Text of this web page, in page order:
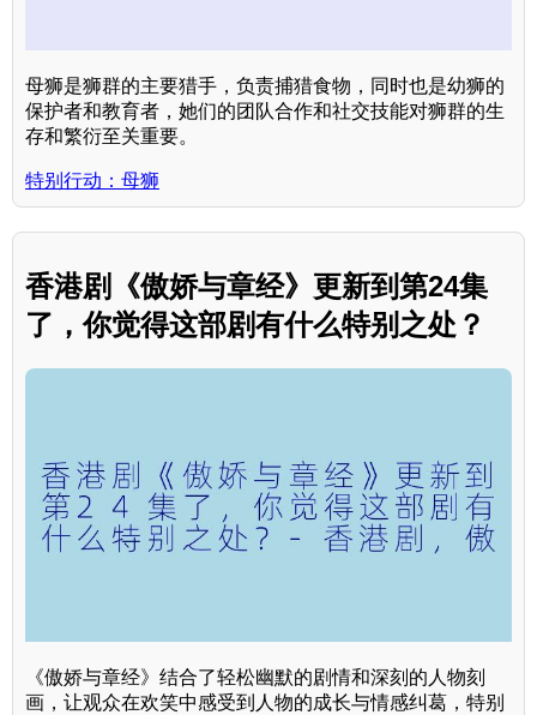
母狮是狮群的主要猎手，负责捕猎食物，同时也是幼狮的
保护者和教育者，她们的团队合作和社交技能对狮群的生
存和繁衍至关重要。
特别行动：母狮
香港剧《傲娇与章经》更新到第24集
了，你觉得这部剧有什么特别之处？
《傲娇与章经》结合了轻松幽默的剧情和深刻的人物刻
画，让观众在欢笑中感受到人物的成长与情感纠葛，特别